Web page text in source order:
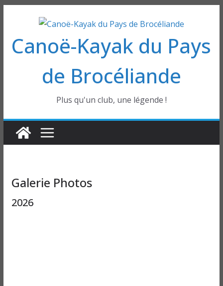
contenu
Canoë-Kayak du Pays
de Brocéliande
Plus qu'un club, une légende !
Galerie Photos
2026